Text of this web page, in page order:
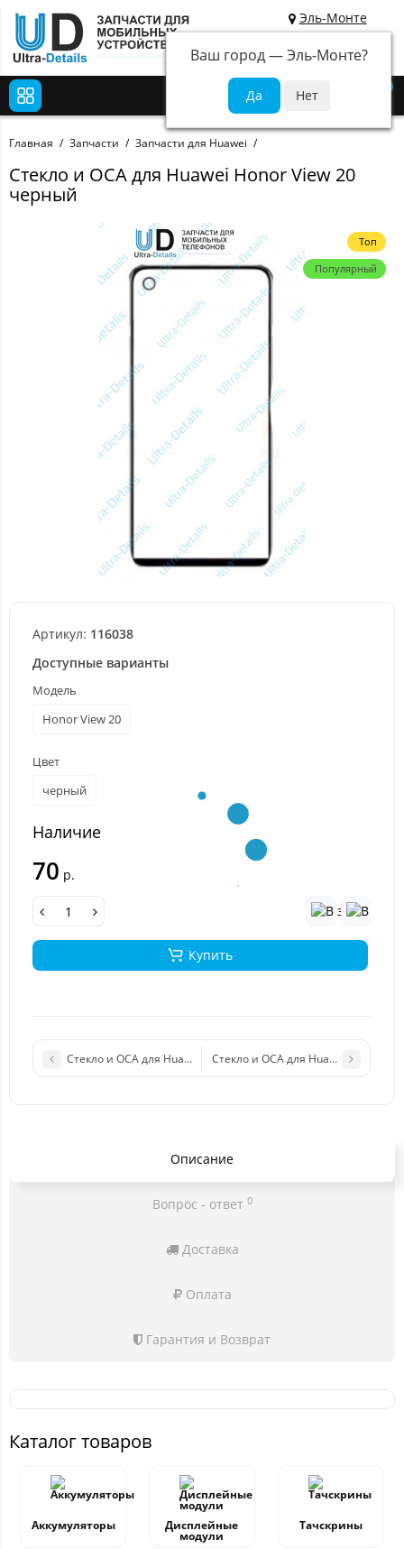
Эль-Монте
Ваш город —Эль-Монте?
Главная Запчасти Запчасти для Huawei
Стекло и OCA для Huawei Honor View 20
черный
Топ
Популярный
Артикул: 116038
Доступные варианты
Модель
Honor View 20
Цвет
черный
Наличие
70 р.
Купить
Стекло и OCA для Huawei Honor View 30 Pro черный
Стекло и OCA для Huawei Honor 8C
Описание
Вопрос - ответ 0
Доставка
Оплата
Гарантия и Возврат
Каталог товаров
Аккумуляторы Дисплейные
модули
Тачскрины